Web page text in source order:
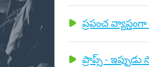
ప్రపంచ
ప్రాప్స్ -